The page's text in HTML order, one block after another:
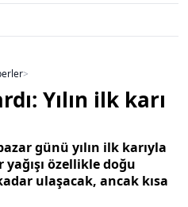
>
Yılın ilk karı
günü yılın ilk karıyla
yağışı özellikle doğu
ulaşacak, ancak kısa